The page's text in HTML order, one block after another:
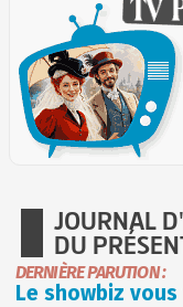
JOURNAL
DU
DERNIÈRE PARUTION :
Le showbiz